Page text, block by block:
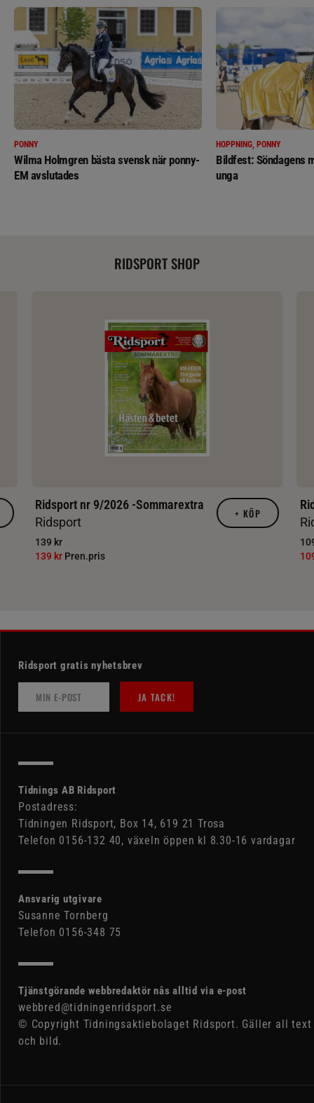
PONNY
Wilma Holmgren bästa svensk när ponny-
EM avslutades
HOPPNING, PONNY
Bildfest: Söndagens
unga
RIDSPORT SHOP
Ridsport nr 9/2026 -Sommarextra
Ridsport
139 kr
139 kr Pren.pris
+ KÖP
Ridsport gratis nyhetsbrev
JA TACK!
Tidnings AB Ridsport
Postadress:
Tidningen Ridsport, Box 14, 619 21 Trosa
Telefon 0156-132 40, växeln öppen kl 8.30-16 vardagar
Ansvarig utgivare
Susanne Tornberg
Telefon 0156-348 75
Tjänstgörande webbredaktör nås alltid via e-post
webbred@tidningenridsport.se
© Copyright Tidningsaktiebolaget Ridsport. Gäller all text
och bild.